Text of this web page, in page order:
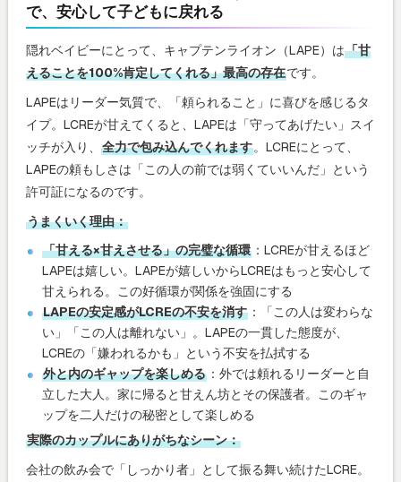
で、安心して子どもに戻れる
隠れベイビーにとって、キャプテンライオン（LAPE）は「甘
えることを100%肯定してくれる」最高の存在です。
LAPEはリーダー気質で、「頼られること」に喜びを感じるタ
イプ。LCREが甘えてくると、LAPEは「守ってあげたい」スイ
ッチが入り、 全力で包み込んでくれます。LCREにとって、
LAPEの頼もしさは「この人の前では弱くていいんだ」という
許可証になるのです。
うまくいく理由：
「甘える×甘えさせる」の完璧な循環 ：LCREが甘えるほど
LAPEは嬉しい。LAPEが嬉しいからLCREはもっと安心して
甘えられる。この好循環が関係を強固にする
LAPEの安定感がLCREの不安を消す ：「この人は変わらな
い」「この人は離れない」。LAPEの一貫した態度が、
LCREの「嫌われるかも」という不安を払拭する
外と内のギャップを楽しめる ：外では頼れるリーダーと自
立した大人。家に帰ると甘えん坊とその保護者。このギャ
ップを二人だけの秘密として楽しめる
実際のカップルにありがちなシーン：
会社の飲み会で「しっかり者」として振る舞い続けたLCRE。